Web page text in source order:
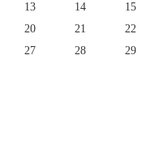
13 14
15
20 21
22
27 28
29